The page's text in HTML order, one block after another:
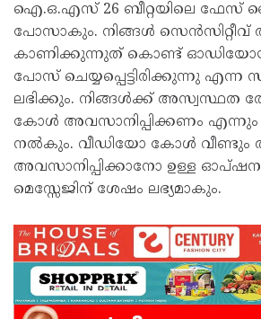
ഐ.ഒ.എസ് 26 ബീറ്റയിലെ ഫേസ്
പോസാകും. നിങ്ങൾ സെൻസിറ്റീവ്
കാണിക്കുന്നുത് കൊണ്ട്
പോസ് ചെയ്യപ്പെട്ടിരിക്കുന്നു എന്ന
ലഭിക്കും. നിങ്ങൾക്ക് അസ്വസ്ഥത
കോൾ അവസാനിപ്പിക്കണം എന്നും
നൽകും. വീഡിയോ കോൾ
അവസാനിപ്പിക്കാനോ ഉള്ള
മെസ്സേജിന് ശേഷം ലഭ്യമാകും.